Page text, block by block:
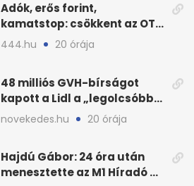
Adók, erős forint,
kamatstop: csökkent az OTP
eredménye
444.hu 20 órája
48 milliós GVH-bírságot
kapott a Lidl a „legolcsóbb”
állítás miatt
novekedes.hu 20 órája
Hajdú Gábor: 24 óra után
menesztette az M1 Híradó a